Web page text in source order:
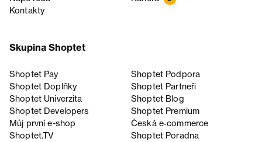
Kontakty
Skupina Shoptet
Shoptet Pay
Shoptet Podpora
Shoptet Doplňky
Shoptet Partneři
Shoptet Univerzita
Shoptet Blog
Shoptet Developers
Shoptet Premium
Můj první e-shop
Česká e‑commerce
Shoptet.TV
Shoptet Poradna